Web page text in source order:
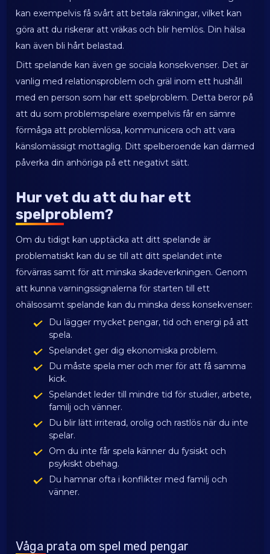
kan exempelvis få svårt att betala räkningar, vilket kan
göra att du riskerar att vräkas och blir hemlös. Din hälsa
kan även bli hårt belastad.
Ditt spelande kan även ge sociala konsekvenser. Det är
vanlig med relationsproblem och gräl inom ett hushåll
med en person som har ett spelproblem. Detta beror på
att du som problemspelare exempelvis får en sämre
förmåga att problemlösa, kommunicera och att vara
känslomässigt mottaglig. Ditt spelberoende kan därmed
påverka din anhöriga på ett negativt sätt.
Hur vet du att du har ett
spelproblem?
Om du tidigt kan upptäcka att ditt spelande är
problematiskt kan du se till att ditt spelandet inte
förvärras samt för att minska skadeverkningen. Genom
att kunna varningssignalerna för starten till ett
ohälsosamt spelande kan du minska dess konsekvenser:
Du lägger mycket pengar, tid och energi på att
spela.
Spelandet ger dig ekonomiska problem.
Du måste spela mer och mer för att få samma
kick.
Spelandet leder till mindre tid för studier, arbete,
familj och vänner.
Du blir lätt irriterad, orolig och rastlös när du inte
spelar.
Om du inte får spela känner du fysiskt och
psykiskt obehag.
Du hamnar ofta i konflikter med familj och
vänner.
Våga prata om spel med pengar